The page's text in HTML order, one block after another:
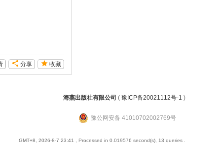
收藏
分享
海燕出版社有限公司 ( 豫ICP备20021112号-1 )
豫公网安备 41010702002769号
GMT+8, 2026-8-7 23:41 , Processed in 0.019576 second(s), 13 queries .